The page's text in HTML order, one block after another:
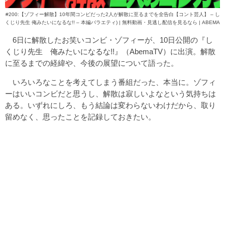
#200:【ゾフィー解散】10年間コンビだった2人が解散に至るまでを全告白【コント芸人】 – し
くじり先生 俺みたいになるな!! – 本編バラエティ) | 無料動画・見逃し配信を見るなら | ABEMA
6日に解散したお笑いコンビ・ゾフィーが、10日公開の『し
くじり先生 俺みたいになるな!!』（AbemaTV）に出演。解散
に至るまでの経緯や、今後の展望について語った。
いろいろなことを考えてしまう番組だった、本当に。ゾフィ
ーはいいコンビだと思うし、解散は寂しいよなという気持ちは
ある。いずれにしろ、もう結論は変わらないわけだから、取り
留めなく、思ったことを記録しておきたい。